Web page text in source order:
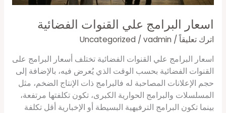
اسعار البرامج علي القنوات الفضائية
اترك تعليقاً /
Uncategorized /vadmin
اسعار البرامج علي القنوات الفضائية تختلف أسعار البرامج على
القنوات الفضائية بحسب الوقت الذي يُعرض فيه، بالإضافة إلى
حجم الإعلانات المصاحبة له فالبرامج ذات الإنتاج الضخم، مثل
المسلسلات والبرامج الحوارية الكبرى، تكون تكلفتها مرتفعة،
بينما تكون البرامج الترفيهية البسيطة أو الإخبارية أقل تكلفة